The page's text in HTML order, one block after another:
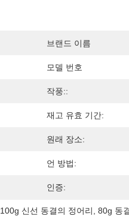
브랜드 이름
모델 번호
작풍::
재고 유효 기간:
원래 장소:
언 방법:
인증:
100g 신선 동결의 정어리 , 80g 동